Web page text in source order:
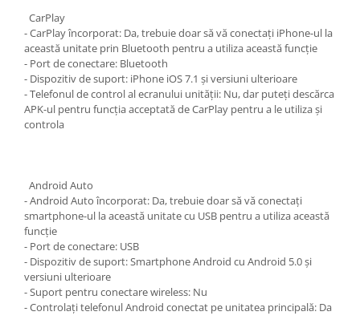
CarPlay
- CarPlay încorporat: Da, trebuie doar să vă conectați iPhone-ul la
această unitate prin Bluetooth pentru a utiliza această funcție
- Port de conectare: Bluetooth
- Dispozitiv de suport: iPhone iOS 7.1 și versiuni ulterioare
- Telefonul de control al ecranului unității: Nu, dar puteți descărca
APK-ul pentru funcția acceptată de CarPlay pentru a le utiliza și
controla
Android Auto
- Android Auto încorporat: Da, trebuie doar să vă conectați
smartphone-ul la această unitate cu USB pentru a utiliza această
funcție
- Port de conectare: USB
- Dispozitiv de suport: Smartphone Android cu Android 5.0 și
versiuni ulterioare
- Suport pentru conectare wireless: Nu
- Controlați telefonul Android conectat pe unitatea principală: Da